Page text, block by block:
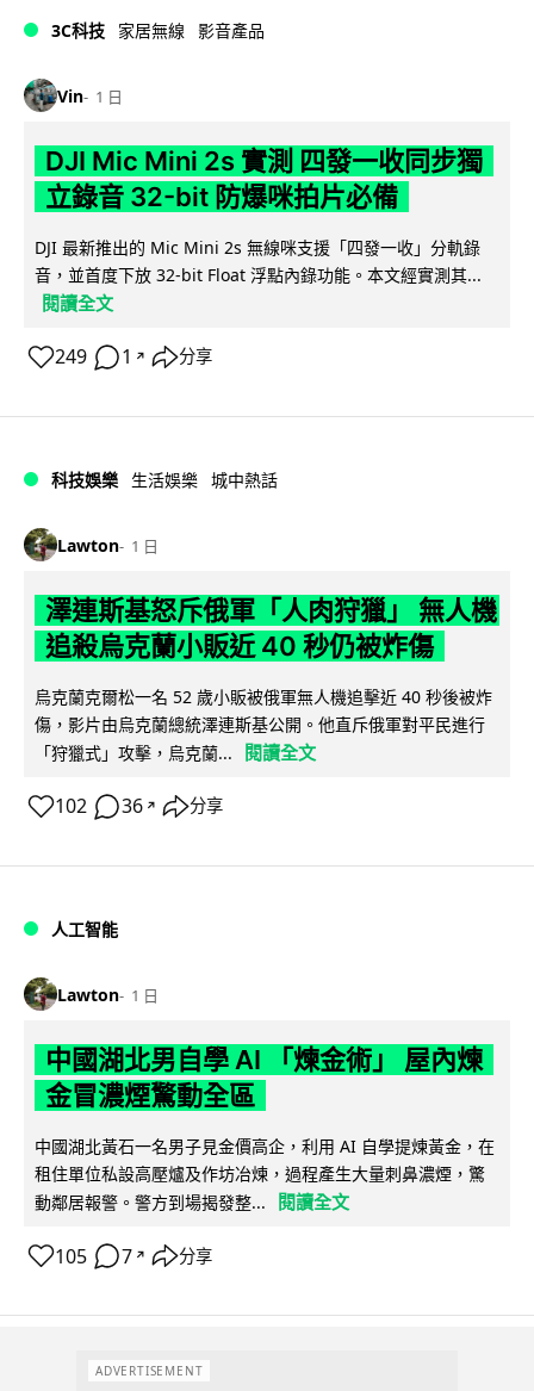
3C科技 家居無線 影音產品
Vin 1 日
DJI Mic Mini 2s 實測 四發一收同步獨
立錄音 32-bit 防爆咪拍片必備
DJI 最新推出的 Mic Mini 2s 無線咪支援「四發一收」分軌錄
音，並首度下放 32-bit Float 浮點內錄功能。本文經實測其...
閱讀全文
249 1 ↗ 分享
科技娛樂 生活娛樂 城中熱話
Lawton 1 日
澤連斯基怒斥俄軍「人肉狩獵」 無人機
追殺烏克蘭小販近 40 秒仍被炸傷
烏克蘭克爾松一名 52 歲小販被俄軍無人機追擊近 40 秒後被炸
傷，影片由烏克蘭總統澤連斯基公開。他直斥俄軍對平民進行
「狩獵式」攻擊，烏克蘭...
閱讀全文
102 36 ↗ 分享
人工智能
Lawton 1 日
中國湖北男自學 AI 「煉金術」 屋內煉
金冒濃煙驚動全區
中國湖北黃石一名男子見金價高企，利用 AI 自學提煉黃金，在
租住單位私設高壓爐及作坊冶煉，過程產生大量刺鼻濃煙，驚
動鄰居報警。警方到場揭發整...
閱讀全文
105 7 ↗ 分享
ADVERTISEMENT